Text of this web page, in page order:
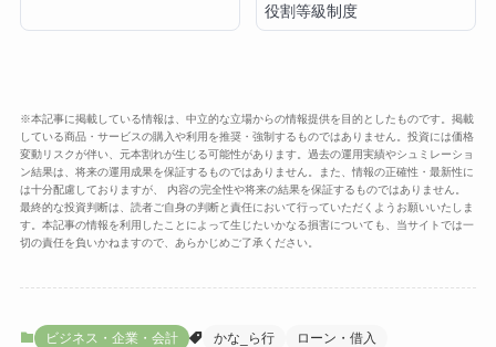
役割等級制度
※本記事に掲載している情報は、中立的な立場からの情報提供を目的としたものです。掲載
している商品・サービスの購入や利用を推奨・強制するものではありません。投資には価格
変動リスクが伴い、元本割れが生じる可能性があります。過去の運用実績やシュミレーショ
ン結果は、将来の運用成果を保証するものではありません。また、情報の正確性・最新性に
は十分配慮しておりますが、 内容の完全性や将来の結果を保証するものではありません。
最終的な投資判断は、読者ご自身の判断と責任において行っていただくようお願いいたしま
す。本記事の情報を利用したことによって生じたいかなる損害についても、当サイトでは一
切の責任を負いかねますので、あらかじめご了承ください。
ビジネス・企業・会計 かな_ら行 ローン・借入